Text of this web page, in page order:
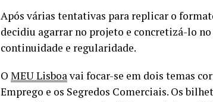
Após várias tentativas para replicar o
decidiu agarrar no projeto e concretizá-lo
continuidade e regularidade.
O MEU Lisboavai focar-se em dois temas
Emprego e os Segredos Comerciais. Os